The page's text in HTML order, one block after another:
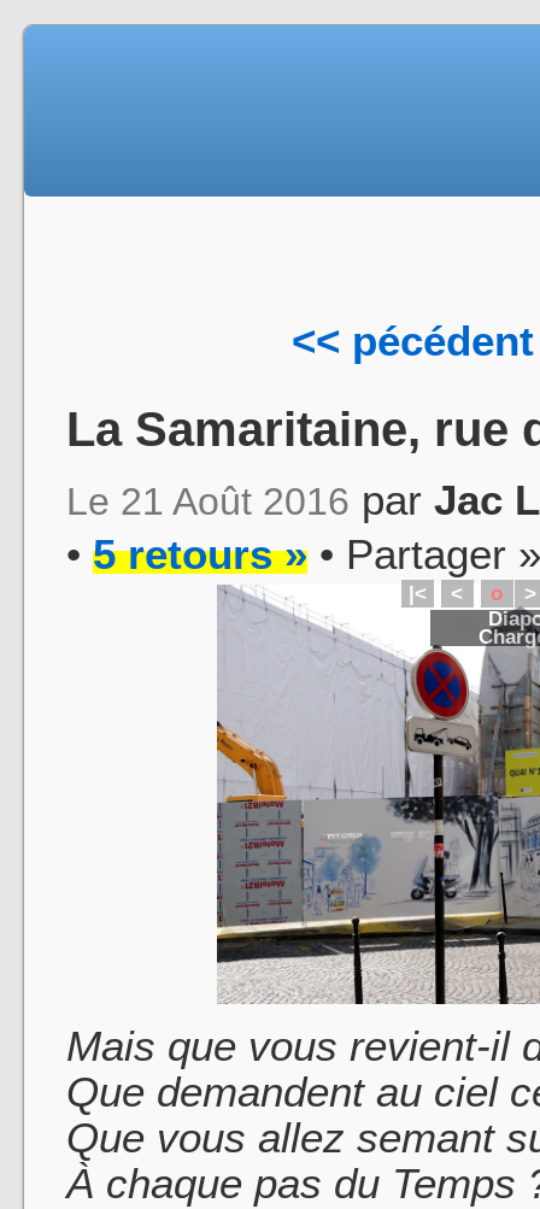
<< pécédent
La Samaritaine, rue
Le 21 Août 2016 par Jac
• 5 retours » • Partager
|< < o
>
Mais que vous revient-il
Que demandent au ciel
Que vous allez semant
À chaque pas du Temps